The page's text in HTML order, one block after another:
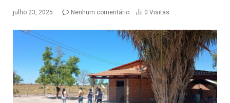
julho 23, 2025 Nenhum comentário 0 Visitas